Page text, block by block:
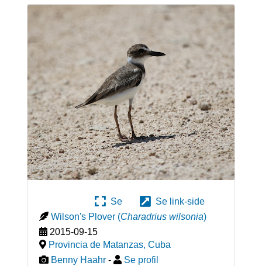
Se
Se link-side
Wilson's Plover (Charadrius wilsonia)
2015-09-15
Provincia de Matanzas, Cuba
Benny Haahr - Se profil